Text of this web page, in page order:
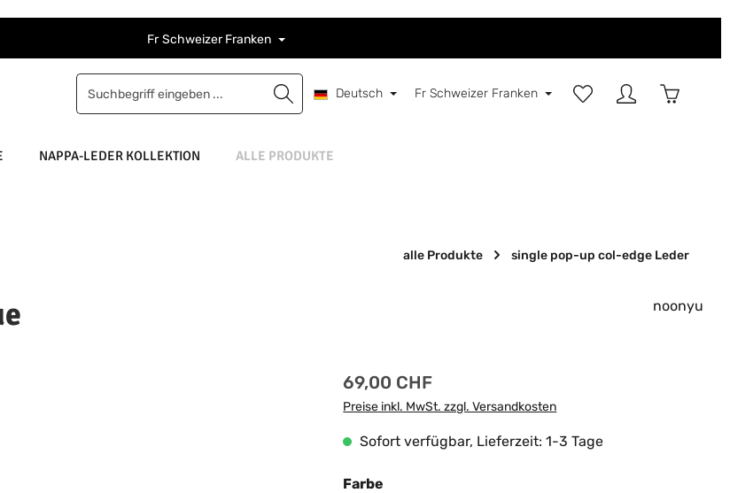
Fr Schweizer Franken
Deutsch Fr Schweizer Franken
Du hast 0 Produkte auf
NAPPA-LEDER KOLLEKTION ALLE PRODUKTE
alle Produkte single pop-up col-edge Leder
noonyu
Regulärer Preis:
69,00 CHF
Preise inkl. MwSt. zzgl. Versandkosten
Sofort verfügbar, Lieferzeit: 1-3 Tage
Farbe